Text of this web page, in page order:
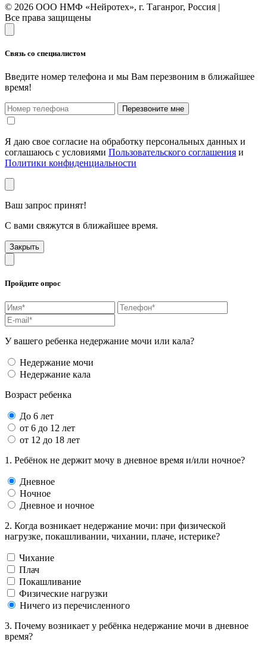
© 2026 ООО НМФ «Нейротех», г. Таганрог, Россия |
Все права защищены
Связь со специалистом
Введите номер телефона и мы Вам перезвоним в ближайшее
время!
Перезвоните мне
Я даю свое согласие на обработку персональных данных и
соглашаюсь с условиями Пользовательского соглашения и
Политики конфиденциальности
Ваш запрос принят!
С вами свяжутся в ближайшее время.
Закрыть
Пройдите опрос
У вашего ребенка недержание мочи или кала?
Недержание мочи
Недержание кала
Возраст ребенка
До 6 лет
от 6 до 12 лет
от 12 до 18 лет
1. Ребёнок не держит мочу в дневное время и/или ночное?
Дневное
Ночное
Дневное и ночное
2. Когда возникает недержание мочи: при физической
нагрузке, покашливании, чихании, плаче, истерике?
Чихание
Плач
Покашливание
Физические нагрузки
Ничего из перечисленного
3. Почему возникает у ребёнка недержание мочи в дневное
время?